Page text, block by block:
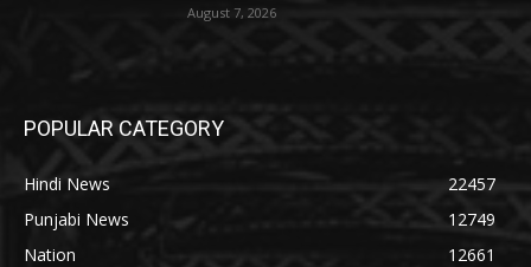
August 7, 2026
POPULAR CATEGORY
Hindi News
22457
Punjabi News
12749
Nation
12661